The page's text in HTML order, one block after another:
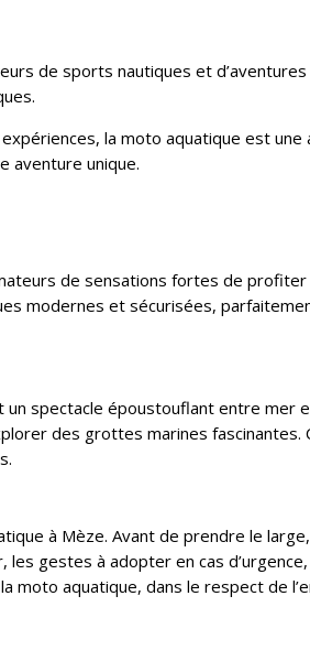
de sports nautiques et
la moto aquatique est une
aventure unique.
de sensations fortes de
modernes et sécurisées,
spectacle époustouflant entre mer
des grottes marines fascinantes.
à Mèze. Avant de prendre le
gestes à adopter en cas
aquatique, dans le respect de